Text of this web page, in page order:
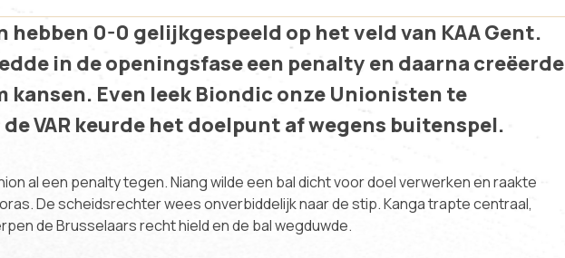
hebben 0-0 gelijkgespeeld op het veld van KAA Gent.
in de openingsfase een penalty en daarna creëerde
kansen. Even leek Biondic onze Unionisten te
VAR keurde het doelpunt af wegens buitenspel.
al een penalty tegen. Niang wilde een bal dicht voor doel verwerken en raakte
De scheidsrechter wees onverbiddelijk naar de stip. Kanga trapte centraal,
de Brusselaars recht hield en de bal wegduwde.